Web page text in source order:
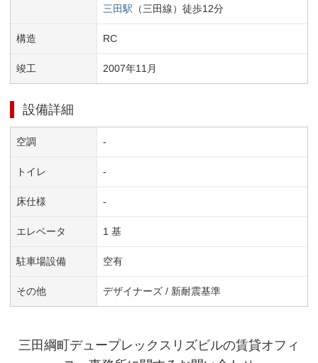
三田駅 （三田線） 徒歩12分
構造 RC
竣工 2007年11 月
設備詳細
空調 -
トイレ -
床仕様 -
エレベータ 1 基
駐車場設備 空有
その他 デザイナーズ / 新耐震基準
三田綱町デュープレックスリズビルの賃貸オフィ